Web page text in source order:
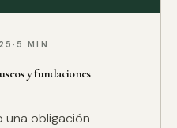
· 5 MIN
y fundaciones
una obligación